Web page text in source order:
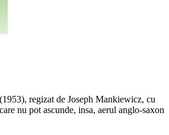
regizat de Joseph Mankiewicz, cu
nu pot ascunde, insa, aerul anglo-saxon